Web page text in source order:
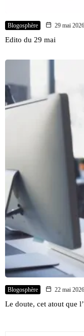
Blogosphère 29 mai 2026
Edito du 29 mai
Blogosphère 22 mai 2026
Le doute, cet atout que